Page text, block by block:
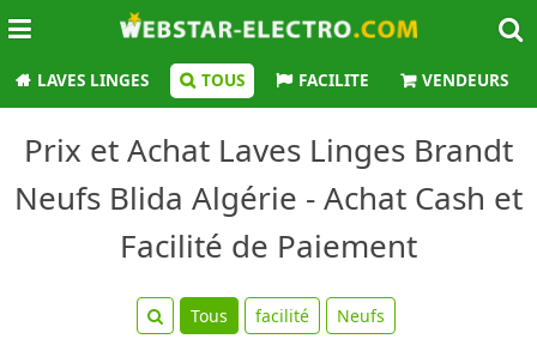
LAVES LINGES TOUS FACILITE VENDEURS
Prix et Achat Laves Linges Brandt
Neufs Blida Algérie - Achat Cash et
Facilité de Paiement
Tous facilité Neufs